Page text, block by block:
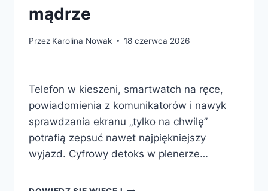
mądrze
Przez Karolina Nowak 18 czerwca 2026
Telefon w kieszeni, smartwatch na ręce,
powiadomienia z komunikatorów i nawyk
sprawdzania ekranu „tylko na chwilę”
potrafią zepsuć nawet najpiękniejszy
wyjazd. Cyfrowy detoks w plenerze…
CYFROWY